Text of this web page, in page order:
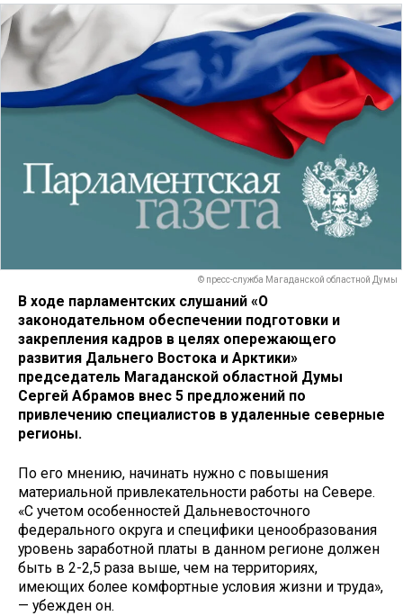
© пресс-служба Магаданской областной Думы
В ходе парламентских слушаний «О
законодательном обеспечении подготовки и
закрепления кадров в целях опережающего
развития Дальнего Востока и Арктики»
председатель Магаданской областной Думы
Сергей Абрамов внес 5 предложений по
привлечению специалистов в удаленные северные
регионы.
По его мнению, начинать нужно с повышения
материальной привлекательности работы на Севере.
«С учетом особенностей Дальневосточного
федерального округа и специфики ценообразования
уровень заработной платы в данном регионе должен
быть в 2-2,5 раза выше, чем на территориях,
имеющих более комфортные условия жизни и труда»,
— убежден он.